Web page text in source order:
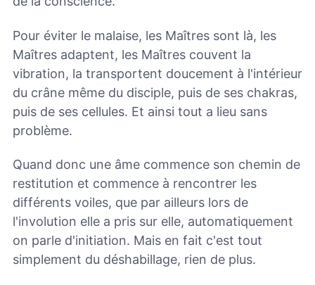
Pour éviter le malaise, les Maîtres sont là, les
Maîtres adaptent, les Maîtres couvent la
vibration, la transportent doucement à l'intérieur
du crâne même du disciple, puis de ses chakras,
puis de ses cellules. Et ainsi tout a lieu sans
problème.
Quand donc une âme commence son chemin de
restitution et commence à rencontrer les
différents voiles, que par ailleurs lors de
l'involution elle a pris sur elle, automatiquement
on parle d'initiation. Mais en fait c'est tout
simplement du déshabillage, rien de plus.